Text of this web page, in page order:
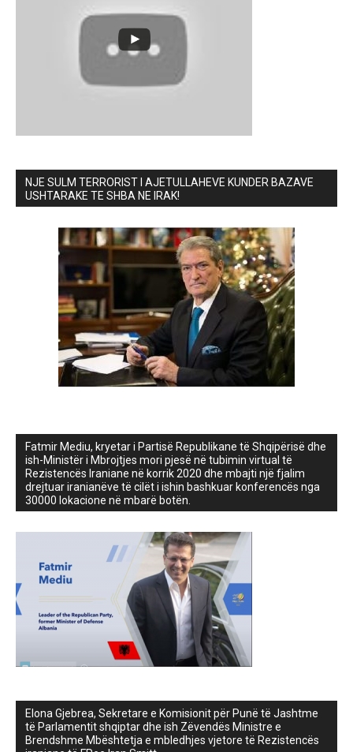
NJE SULM TERRORIST I AJETULLAHEVE KUNDER BAZAVE
USHTARAKE TE SHBA NE IRAK!
Fatmir Mediu, kryetar i Partisë Republikane të Shqipërisë dhe
ish-Ministër i Mbrojtjes mori pjesë në tubimin virtual të
Rezistencës Iraniane në korrik 2020 dhe mbajti një fjalim
drejtuar iranianëve të cilët i ishin bashkuar konferencës nga
30000 lokacione në mbarë botën.
Elona Gjebrea, Sekretare e Komisionit për Punë të Jashtme
të Parlamentit shqiptar dhe ish Zëvendës Ministre e
Brendshme Mbështetja e mbledhjes vjetore të Rezistencës